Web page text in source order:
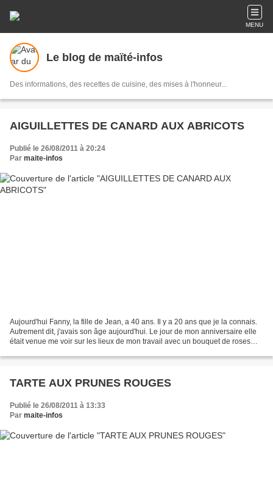
MENU
Le blog de maïté-infos
Des informations, des recettes de cuisine, des mises à l'honneur...
AIGUILLETTES DE CANARD AUX ABRICOTS
Publié le 26/08/2011 à 20:24
Par maite-infos
Aujourd'hui Fanny, la fille de Jean, a 40 ans. Il y a 20 ans que je la connais.
Autrement dit, j'avais son âge aujourd'hui. Le jour de mon anniversaire elle
était venue me voir sur les lieux de mon travail avec un bouquet de roses
TARTE AUX PRUNES ROUGES
Publié le 26/08/2011 à 13:33
Par maite-infos